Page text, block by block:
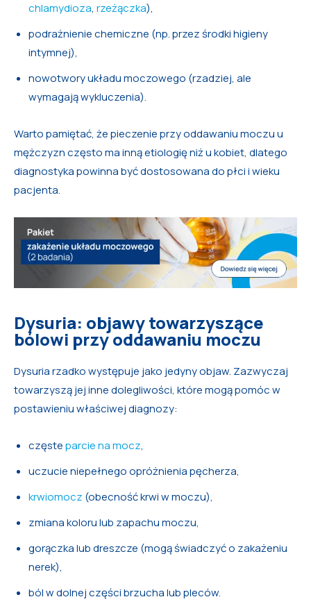
chlamydioza, rzeżączka),
podrażnienie chemiczne (np. przez środki higieny
intymnej),
nowotwory układu moczowego (rzadziej, ale
wymagają wykluczenia).
Warto pamiętać, że pieczenie przy oddawaniu moczu u
mężczyzn często ma inną etiologię niż u kobiet, dlatego
diagnostyka powinna być dostosowana do płci i wieku
pacjenta.
Dysuria: objawy towarzyszące
bólowi przy oddawaniu moczu
Dysuria rzadko występuje jako jedyny objaw. Zazwyczaj
towarzyszą jej inne dolegliwości, które mogą pomóc w
postawieniu właściwej diagnozy:
częsteparcie na mocz,
uczucie niepełnego opróżnienia pęcherza,
krwiomocz (obecność krwi w moczu),
zmiana koloru lub zapachu moczu,
gorączka lub dreszcze (mogą świadczyć o zakażeniu
nerek),
ból w dolnej części brzucha lub pleców.